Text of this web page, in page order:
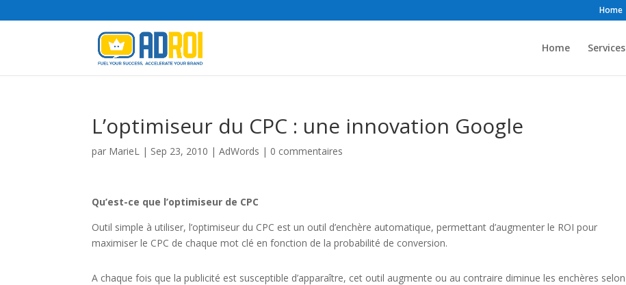
Home
Home Services
L’optimiseur du CPC : une innovation Google
par MarieL | Sep 23, 2010 |AdWords | 0 commentaires
Qu’est-ce que l’optimiseur de CPC
Outil simple à utiliser, l’optimiseur du CPC est un outil d’enchère automatique, permettant d’augmenter le ROI pour
maximiser le CPC de chaque mot clé en fonction de la probabilité de conversion.
A chaque fois que la publicité est susceptible d’apparaître, cet outil augmente ou au contraire diminue les enchères selon